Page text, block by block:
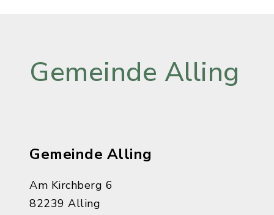
Gemeinde Alling
Gemeinde Alling
Am Kirchberg 6
82239 Alling